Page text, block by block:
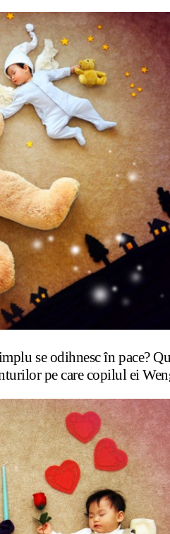
se odihnesc în pace?
pe care copilul ei